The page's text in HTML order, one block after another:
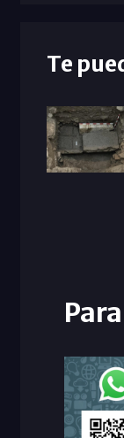
Te